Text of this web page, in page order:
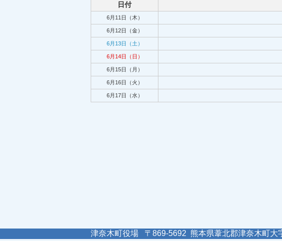
日付
6月11日（木）
6月12日（金）
6月13日（土）
6月14日（日）
6月15日（月）
6月16日（火）
6月17日（水）
津奈木町役場 〒869-5692 熊本県葦北郡津奈木町大